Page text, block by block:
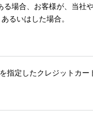
場合、お客様が、当
るいはした場合。
定したクレジットカ